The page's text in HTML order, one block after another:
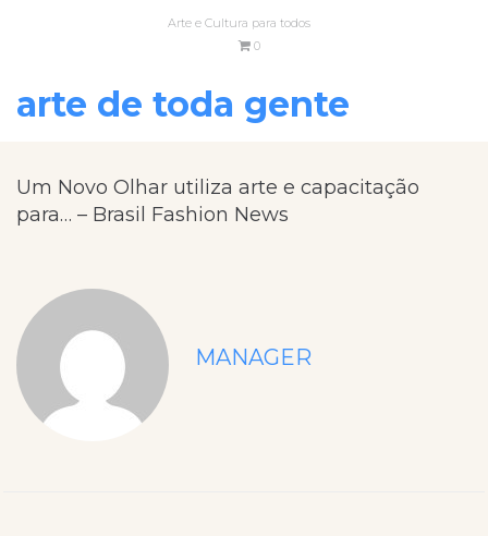
Arte e Cultura para todos
0
arte de toda gente
Um Novo Olhar utiliza arte e capacitação
para… – Brasil Fashion News
MANAGER